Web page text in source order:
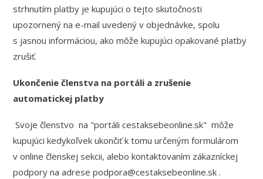
strhnutím platby je kupujúci o tejto skutočnosti
upozornený na e-mail uvedený v objednávke, spolu
s jasnou informáciou, ako môže kupujúci opakované platby
zrušiť.
Ukončenie členstva na portáli a zrušenie
automatickej platby
Svoje členstvo na "portáli cestaksebeonline.sk" môže
kupujúci kedykoľvek ukončiť k tomu určeným formulárom
v online členskej sekcii, alebo kontaktovaním zákazníckej
podpory na adrese podpora@cestaksebeonline.sk .